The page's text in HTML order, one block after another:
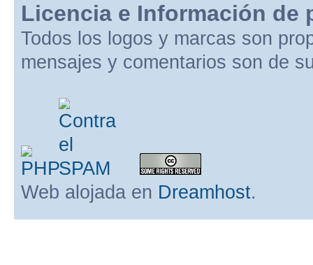
Licencia e Información de
Todos los logos y marcas son
mensajes y comentarios son de
Web alojada en Dreamhost.